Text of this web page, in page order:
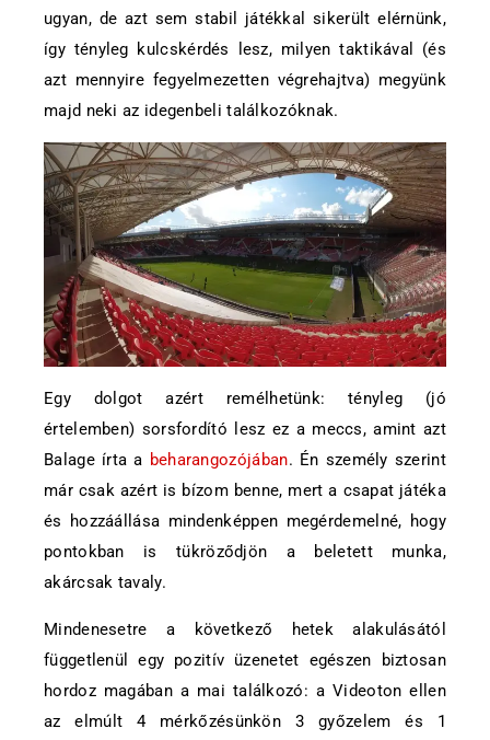
ugyan, de azt sem stabil játékkal sikerült elérnünk,
így tényleg kulcskérdés lesz, milyen taktikával (és
azt mennyire fegyelmezetten végrehajtva) megyünk
majd neki az idegenbeli találkozóknak.
Egy dolgot azért remélhetünk: tényleg (jó
értelemben) sorsfordító lesz ez a meccs, amint azt
Balage írta a beharangozójában. Én személy szerint
már csak azért is bízom benne, mert a csapat játéka
és hozzáállása mindenképpen megérdemelné, hogy
pontokban is tükröződjön a beletett munka,
akárcsak tavaly.
Mindenesetre a következő hetek alakulásától
függetlenül egy pozitív üzenetet egészen biztosan
hordoz magában a mai találkozó: a Videoton ellen
az elmúlt 4 mérkőzésünkön 3 győzelem és 1